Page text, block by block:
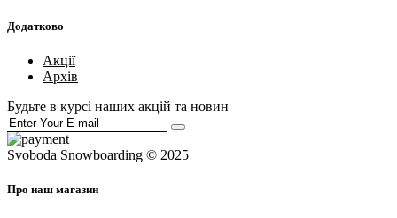
Додатково
Акції
Архів
Будьте в курсі наших акцій та новин
Svoboda Snowboarding © 2025
Про наш магазин